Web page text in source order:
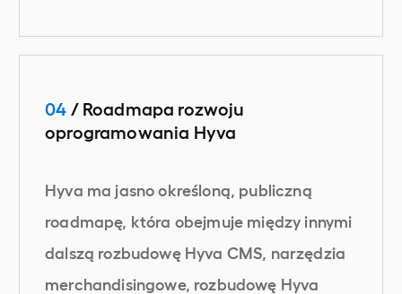
04 / Roadmapa rozwoju
oprogramowania Hyva
Hyva ma jasno określoną, publiczną
roadmapę, która obejmuje między innymi
dalszą rozbudowę Hyva CMS, narzędzia
merchandisingowe, rozbudowę Hyva